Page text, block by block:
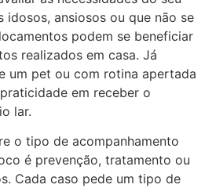
idosos, ansiosos ou que não se
podem se beneficiar
realizados em casa. Já
um pet ou com rotina apertada
em receber o
lar.
o tipo de acompanhamento
é prevenção, tratamento ou
Cada caso pede um tipo de